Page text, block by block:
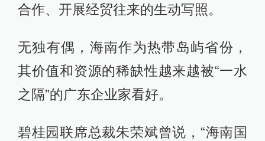
合作、开展经贸往来的生动写照。
无独有偶，海南作为热带岛屿省份，
其价值和资源的稀缺性越来越被“一水
之隔”的广东企业家看好。
碧桂园联席总裁朱荣斌曾说，“海南国